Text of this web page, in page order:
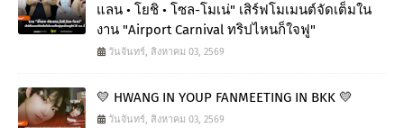
แลน • โยชิ • โซล-โมเน่" เสิร์ฟโมเมนต์จัดเต็มใน
งาน "Airport Carnival ทริปไหนก็ใจฟู"
วันจันทร์, สิงหาคม 03, 2569
💛 HWANG IN YOUP FANMEETING IN BKK 💛
วันจันทร์, สิงหาคม 03, 2569